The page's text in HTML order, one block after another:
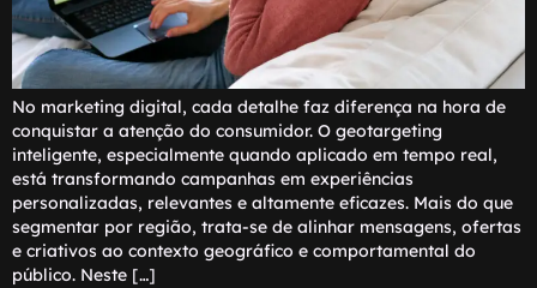
No marketing digital, cada detalhe faz diferença na hora de
conquistar a atenção do consumidor. O geotargeting
inteligente, especialmente quando aplicado em tempo real,
está transformando campanhas em experiências
personalizadas, relevantes e altamente eficazes. Mais do que
segmentar por região, trata-se de alinhar mensagens, ofertas
e criativos ao contexto geográfico e comportamental do
público. Neste […]